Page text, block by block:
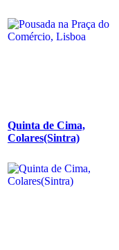
Quinta de Cima,
Colares(Sintra)